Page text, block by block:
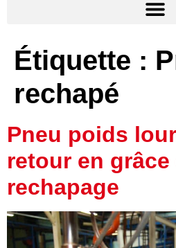
Étiquette :
rechapé
Pneu poids
retour en grâce
rechapage